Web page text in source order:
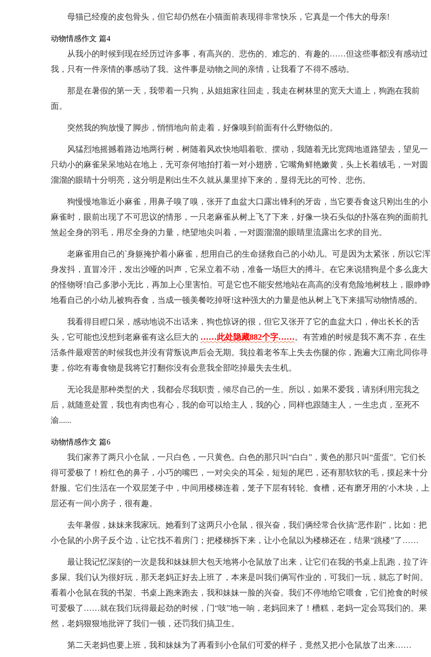
母猫已经瘦的皮包骨头，但它却仍然在小猫面前表现得非常快乐，它真是一个伟大的母亲!
动物情感作文 篇4
从我小的时候到现在经历过许多事，有高兴的、悲伤的、难忘的、有趣的……但这些事都没有感动过
我，只有一件亲情的事感动了我。这件事是动物之间的亲情，让我看了不得不感动。
那是在暑假的第一天，我带着一只狗，从姐姐家往回走，我走在树林里的宽天大道上，狗跑在我前
面。
突然我的狗放慢了脚步，悄悄地向前走着，好像嗅到前面有什么野物似的。
风猛烈地摇撼着路边地两行树，树随着风欢快地唱着歌、摆动，我随着无比宽阔地道路望去，望见一
只幼小的麻雀呆呆地站在地上，无可奈何地拍打着一对小翅膀，它嘴角鲜艳嫩黄，头上长着绒毛，一对圆
溜溜的眼睛十分明亮，这分明是刚出生不久就从巢里掉下来的，显得无比的可怜、悲伤。
狗慢慢地靠近小麻雀，用鼻子嗅了嗅，张开了血盆大口露出锋利的牙齿，当它要吞食这只刚出生的小
麻雀时，眼前出现了不可思议的情形，一只老麻雀从树上飞了下来，好像一块石头似的扑落在狗的面前扎
煞起全身的羽毛，用尽全身的力量，绝望地尖叫着，一对圆溜溜的眼睛里流露出乞求的目光。
老麻雀用自己的`身躯掩护着小麻雀，想用自己的生命拯救自己的小幼儿。可是因为太紧张，所以它浑
身发抖，直冒冷汗，发出沙哑的叫声，它呆立着不动，准备一场巨大的搏斗。在它来说猎狗是个多么庞大
的怪物呀!自己多渺小无比，再加上心里害怕。可是它也不能安然地站在高高的没有危险地树枝上，眼睁睁
地看自己的小幼儿被狗吞食，当成一顿美餐吃掉呀!这种强大的力量是他从树上飞下来描写动物情感的。
我看得目瞪口呆，感动地说不出话来，狗也惊讶的很，但它又张开了它的血盆大口，伸出长长的舌
头，它可能也没想到老麻雀有这么巨大的 ……此处隐藏882个字……。有苦难的时候是我不离不弃，在生
活条件最艰苦的时候我也并没有背叛说声后会无期。我拉着老爷车上失去伤腿的你，跑遍大江南北同你寻
妻，你吃有毒食物是我将它打翻你没有会意我全部吃掉最失去生机。
无论我是那种类型的犬，我都会尽我职责，倾尽自己的一生。所以，如果不爱我，请别利用完我之
后，就随意处置，我也有肉也有心，我的命可以给主人，我的心，同样也跟随主人，一生忠贞，至死不
渝......
动物情感作文 篇6
我们家养了两只小仓鼠，一只白色，一只黄色。白色的那只叫“白白”，黄色的那只叫“蛋蛋”。它们长
得可爱极了！粉红色的鼻子，小巧的嘴巴，一对尖尖的耳朵，短短的尾巴，还有那软软的毛，摸起来十分
舒服。它们生活在一个双层笼子中，中间用楼梯连着，笼子下层有转轮、食槽，还有磨牙用的'小木块，上
层还有一间小房子，很有趣。
去年暑假，妹妹来我家玩。她看到了这两只小仓鼠，很兴奋，我们俩经常合伙搞“恶作剧”，比如：把
小仓鼠的小房子反个边，让它找不着房门；把楼梯拆下来，让小仓鼠以为楼梯还在，结果“跳楼”了……
最让我记忆深刻的一次是我和妹妹胆大包天地将小仓鼠放了出来，让它们在我的书桌上乱跑，拉了许
多屎。我们认为很好玩，那天老妈正好去上班了，本来是叫我们俩写作业的，可我们一玩，就忘了时间。
看着小仓鼠在我的书架、书桌上跑来跑去，我和妹妹一脸的兴奋。我们不停地给它喂食，它们抢食的时候
可爱极了……就在我们玩得最起劲的时候，门“吱”地一响，老妈回来了！槽糕，老妈一定会骂我们的。果
然，老妈狠狠地批评了我们一顿，还罚我们搞卫生。
第二天老妈也要上班，我和妹妹为了再看到小仓鼠们可爱的样子，竟然又把小仓鼠放了出来……